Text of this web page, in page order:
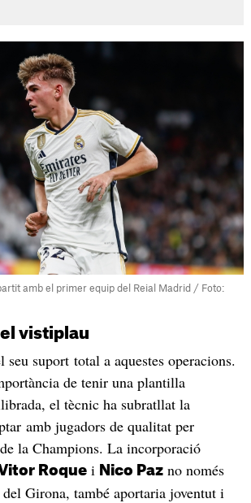
amb el primer equip del Reial Madrid / Foto:
vistiplau
suport total a aquestes operacions.
de tenir una plantilla
el tècnic ha subratllat la
amb jugadors de qualitat per
la Champions. La incorporació
Roquei Nico Pazno només
Girona, també aportaria joventut i